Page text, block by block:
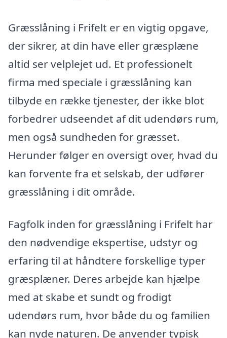
Græsslåning i Frifelt er en vigtig opgave,
der sikrer, at din have eller græsplæne
altid ser velplejet ud. Et professionelt
firma med speciale i græsslåning kan
tilbyde en række tjenester, der ikke blot
forbedrer udseendet af dit udendørs rum,
men også sundheden for græsset.
Herunder følger en oversigt over, hvad du
kan forvente fra et selskab, der udfører
græsslåning i dit område.
Fagfolk inden for græsslåning i Frifelt har
den nødvendige ekspertise, udstyr og
erfaring til at håndtere forskellige typer
græsplæner. Deres arbejde kan hjælpe
med at skabe et sundt og frodigt
udendørs rum, hvor både du og familien
kan nyde naturen. De anvender typisk